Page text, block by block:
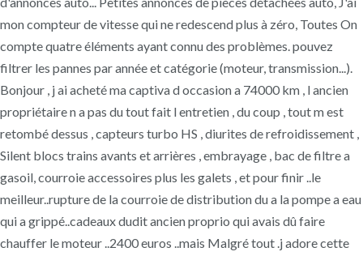
mon compteur de vitesse qui ne redescend plus à zéro, Toutes On
compte quatre éléments ayant connu des problèmes. pouvez
filtrer les pannes par année et catégorie (moteur, transmission...).
Bonjour , j ai acheté ma captiva d occasion a 74000 km , l ancien
propriétaire n a pas du tout fait l entretien , du coup , tout m est
retombé dessus , capteurs turbo HS , diurites de refroidissement ,
Silent blocs trains avants et arrières , embrayage , bac de filtre a
gasoil, courroie accessoires plus les galets , et pour finir ..le
meilleur..rupture de la courroie de distribution du a la pompe a eau
qui a grippé..cadeaux dudit ancien proprio qui avais dû faire
chauffer le moteur ..2400 euros ..mais Malgré tout .j adore cette